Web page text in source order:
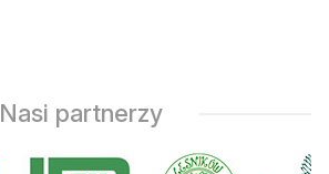
Nasi partnerzy